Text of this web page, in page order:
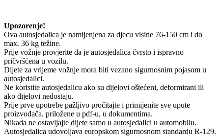
Upozorenje!
Ova autosjedalica je namijenjena za djecu visine 76-150 cm i do
max. 36 kg težine.
Prije vožnje provjerite da je autosjedalica čvrsto i ispravno
pričvršćena u vozilu.
Dijete za vrijeme vožnje mora biti vezano sigurnosnim pojasom u
autosjedalici.
Ne koristite autosjedalicu ako su dijelovi oštećeni, deformirani ili
ako dijelovi nedostaju.
Prije prve upotrebe pažljivo pročitajte i primijenite sve upute
proizvođača, priložene u pdf-u, u dokumentima.
Nikada ne ostavljajte dijete samo u autosjedalici u automobilu.
Autosjedalica udovoljava europskom sigurnosnom standardu R-129.